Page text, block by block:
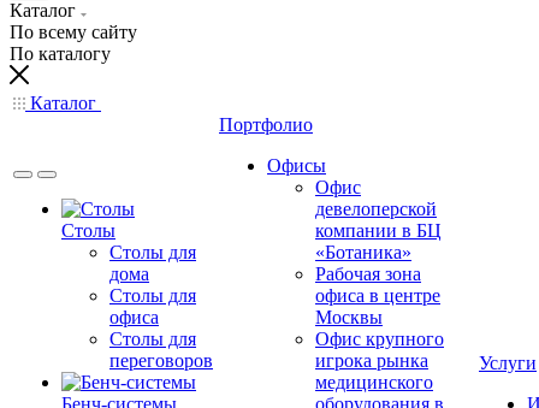
Каталог
По всему сайту
По каталогу
Каталог
Столы
Столы для
дома
Столы для
офиса
Столы для
переговоров
Бенч-системы
Портфолио
Офисы
Офис
девелоперской
компании в БЦ
«Ботаника»
Рабочая зона
офиса в центре
Москвы
Офис крупного
игрока рынка
медицинского
оборудования в
Услуги